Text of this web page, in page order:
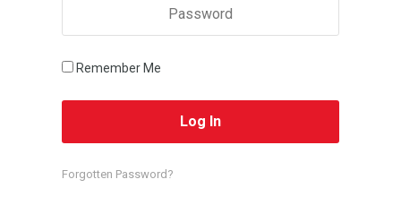
Remember Me
Forgotten Password?